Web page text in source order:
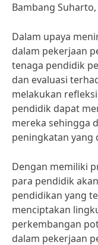
Bambang
Dalam upaya
dalam pekerjaan
tenaga pendidik
dan evaluasi
melakukan
pendidik dapat
mereka sehingga
peningkatan yang
Dengan memiliki
para pendidik
pendidikan yang
menciptakan
perkembangan
dalam pekerjaan